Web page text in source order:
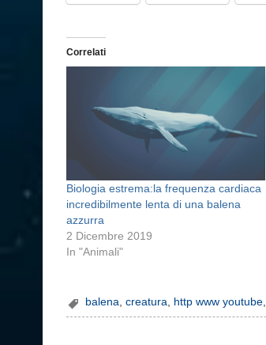
Correlati
Biologia estrema:la frequenza cardiaca
incredibilmente lenta di una balena
azzurra
2 Dicembre 2019
In "Animali"
balena,creatura, http www youtube,